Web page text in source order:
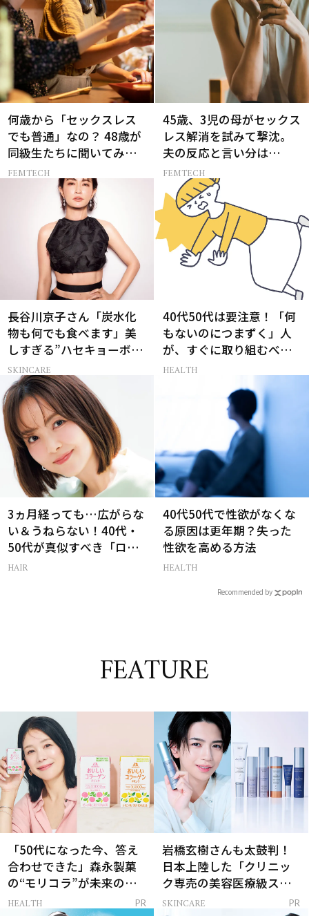
何歳から「セックスレス
でも普通」なの？ 48歳が
同級生たちに聞いてみた
ら…
FEMTECH
45歳、3児の母がセックス
レス解消を試みて撃沈。
夫の反応と言い分は…
FEMTECH
長谷川京子さん「炭水化
物も何でも食べます」美
しすぎる”ハセキョーボデ
ィ”を作る秘訣
SKINCARE
40代50代は要注意！「何
もないのにつまずく」人
が、すぐに取り組むべき
こと5選［医師監修］
HEALTH
3ヵ月経っても…広がらな
い＆うねらない！40代・
50代が真似すべき「ロー
レイヤーボブ」
HAIR
40代50代で性欲がなくな
る原因は更年期？失った
性欲を高める方法
HEALTH
Recommended by
FEATURE
「50代になった今、答え
合わせできた」森永製菓
の“モリコラ”が未来のキ
レイを連れてくる！
HEALTH PR
岩橋玄樹さんも太鼓判！
日本上陸した「クリニッ
ク専売の美容医療級スキ
ンケア」
SKINCARE PR